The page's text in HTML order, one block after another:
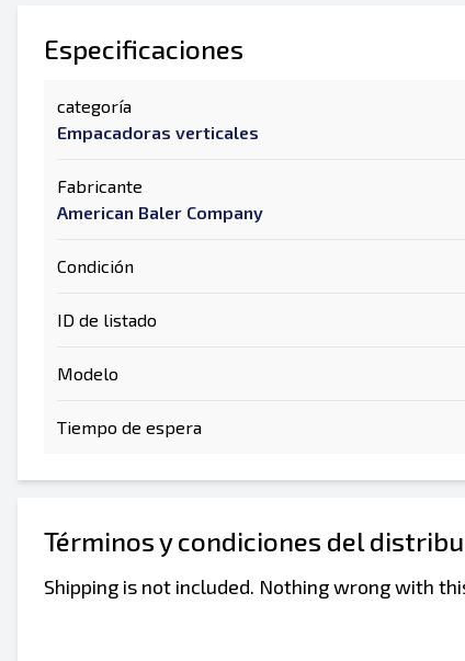
Especificaciones
categoría
Empacadoras verticales
Fabricante
American Baler Company
Condición
ID de listado
Modelo
Tiempo de espera
Términos y condiciones del
Shipping is not included. Nothing wrong with